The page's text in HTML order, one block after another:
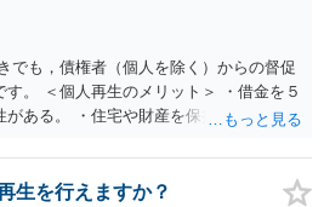
でも，債権者（個人を除く）からの督促
。 ＜個人再生のメリット＞ ・借金を５
ある。 ・住宅や財産を保持できる（た
り）。 ＜自己破産のメリット＞ ・税金等
する必要がなくなる。 【②の回答】 ・個
生を行えますか？